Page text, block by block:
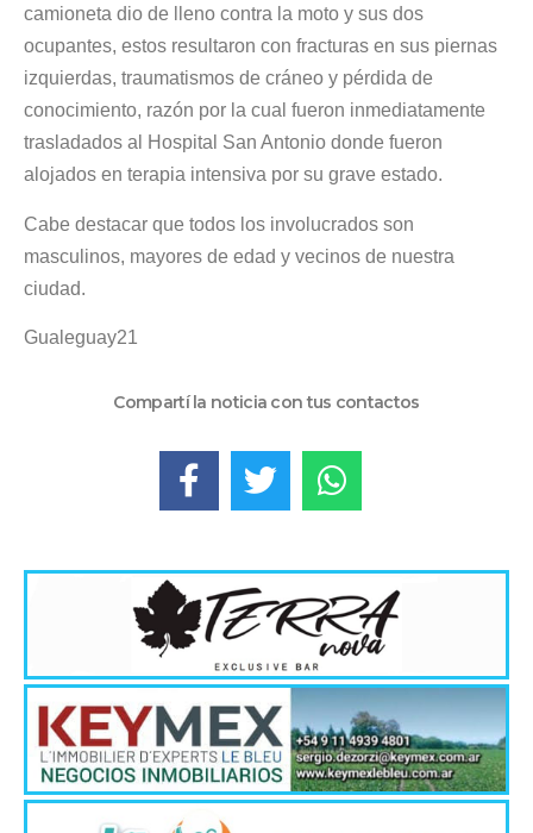
camioneta dio de lleno contra la moto y sus dos
ocupantes, estos resultaron con fracturas en sus piernas
izquierdas, traumatismos de cráneo y pérdida de
conocimiento, razón por la cual fueron inmediatamente
trasladados al Hospital San Antonio donde fueron
alojados en terapia intensiva por su grave estado.
Cabe destacar que todos los involucrados son
masculinos, mayores de edad y vecinos de nuestra
ciudad.
Gualeguay21
Compartí la noticia con tus contactos